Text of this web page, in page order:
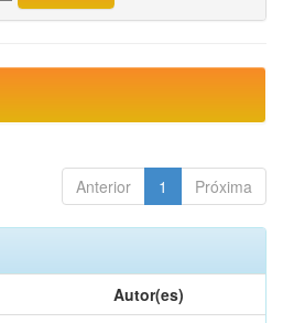
Anterior 1 Próxima
Autor(es)